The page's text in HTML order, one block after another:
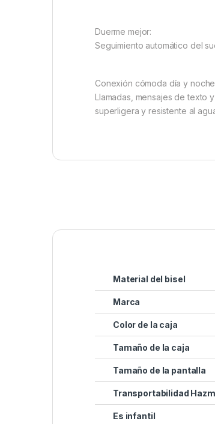
Duerme mejor:
Seguimiento automático del
Conexión cómoda día y
Llamadas, mensajes de texto
superligera y resistente al
Material del bisel
Marca
Color de la caja
Tamaño de la caja
Tamaño de la pantalla
Transportabilidad
Es infantil